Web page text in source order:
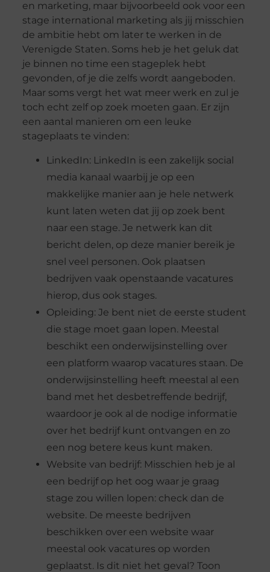
en marketing, maar bijvoorbeeld ook voor een
stage international marketing als jij misschien
de ambitie hebt om later te werken in de
Verenigde Staten. Soms heb je het geluk dat
je binnen no time een stageplek hebt
gevonden, of je die zelfs wordt aangeboden.
Maar soms vergt het wat meer werk en zul je
toch echt zelf op zoek moeten gaan. Er zijn
een aantal manieren om een leuke
stageplaats te vinden:
LinkedIn: LinkedIn is een zakelijk social
media kanaal waarbij je op een
makkelijke manier aan je hele netwerk
kunt laten weten dat jij op zoek bent
naar een stage. Je netwerk kan dit
bericht delen, op deze manier bereik je
snel veel personen. Ook plaatsen
bedrijven vaak openstaande vacatures
hierop, dus ook stages.
Opleiding: Je bent niet de eerste student
die stage moet gaan lopen. Meestal
beschikt een onderwijsinstelling over
een platform waarop vacatures staan. De
onderwijsinstelling heeft meestal al een
band met het desbetreffende bedrijf,
waardoor je ook al de nodige informatie
over het bedrijf kunt ontvangen en zo
een nog betere keus kunt maken.
Website van bedrijf: Misschien heb je al
een bedrijf op het oog waar je graag
stage zou willen lopen: check dan de
website. De meeste bedrijven
beschikken over een website waar
meestal ook vacatures op worden
geplaatst. Is dit niet het geval? Toon